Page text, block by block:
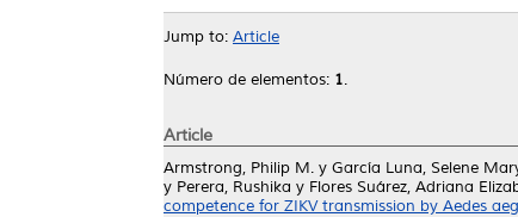
Jump to: Article
Número de elementos: 1.
Article
Armstrong, Philip M. y García Luna, Selene
y Perera, Rushika y Flores Suárez, Adriana
competence for ZIKV transmission by Aedes